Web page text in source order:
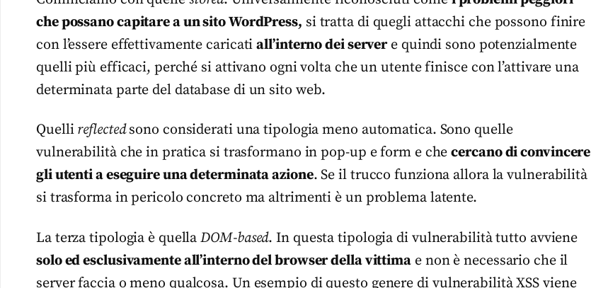
che possano capitare a un sito WordPress, si tratta di quegli attacchi che possono finire
con l’essere effettivamente caricatiall’interno dei servere quindi sono potenzialmente
quelli più efficaci, perché si attivano ogni volta che un utente finisce con l’attivare una
determinata parte del database di un sito web.
Quelli reflectedsono considerati una tipologia meno automatica. Sono quelle
vulnerabilità che in pratica si trasformano in pop-up e form e checercano di convincere
gli utenti a eseguire una determinata azione. Se il trucco funziona allora la vulnerabilità
si trasforma in pericolo concreto ma altrimenti è un problema latente.
La terza tipologia è quellaDOM-based. In questa tipologia di vulnerabilità tutto avviene
solo ed esclusivamente all’interno del browser della vittima e non è necessario che il
server faccia o meno qualcosa. Un esempio di questo genere di vulnerabilità XSS viene